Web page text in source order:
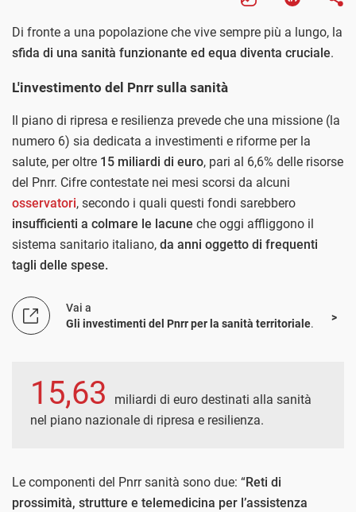
Di fronte a una popolazione che vive sempre più a lungo, la
sfida di una sanità funzionante ed equa diventa cruciale.
L'investimento del Pnrr sulla sanità
Il piano di ripresa e resilienza prevede che una missione (la
numero 6) sia dedicata a investimenti e riforme per la
salute, per oltre 15 miliardi di euro, pari al 6,6% delle risorse
del Pnrr. Cifre contestate nei mesi scorsi da alcuni
osservatori, secondo i quali questi fondi sarebbero
insufficienti a colmare le lacune che oggi affliggono il
sistema sanitario italiano, da anni oggetto di frequenti
tagli delle spese.
Vai a
Gli investimenti del Pnrr per la sanità territoriale.
15,63
miliardi di euro destinati alla sanità
nel piano nazionale di ripresa e resilienza.
Le componenti del Pnrr sanità sono due: “Reti di
prossimità, strutture e telemedicina per l’assistenza